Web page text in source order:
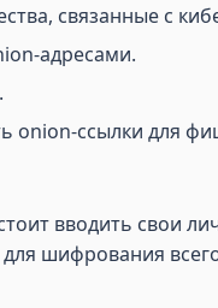
связанные с
адресами.
onion-ссылки для
вводить свои
шифрования